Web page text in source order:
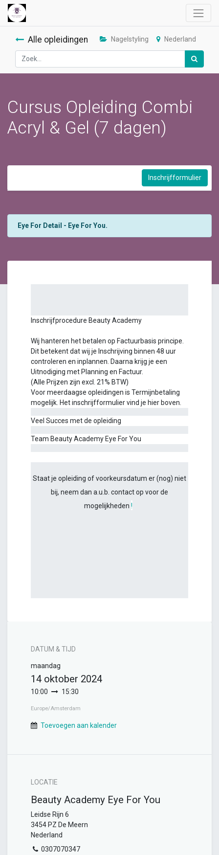
Alle opleidingen Nagelstyling Nederland
Cursus Opleiding Combi
Acryl & Gel (7 dagen)
Inschrijfformulier
Eye For Detail - Eye For You.
Inschrijfprocedure Beauty Academy
Wij hanteren het betalen op Factuurbasis principe.
Dit betekent dat wij je Inschrijving binnen 48 uur
controleren en inplannen. Daarna krijg je een
Uitnodiging met Planning en Factuur.
(Alle Prijzen zijn excl. 21% BTW)
Voor meerdaagse opleidingen is Termijnbetaling
mogelijk. Het inschrijfformulier vind je hier boven.
Veel Succes met de opleiding
Team Beauty Academy Eye For You
Staat je opleiding of voorkeursdatum er (nog) niet
bij, neem dan a.u.b. contact op voor de
mogelijkheden !
DATUM & TIJD
maandag
14 oktober 2024
10:00 15:30
Europe/Amsterdam
Toevoegen aan kalender
LOCATIE
Beauty Academy Eye For You
Leidse Rijn 6
3454 PZ De Meern
Nederland
0307070347